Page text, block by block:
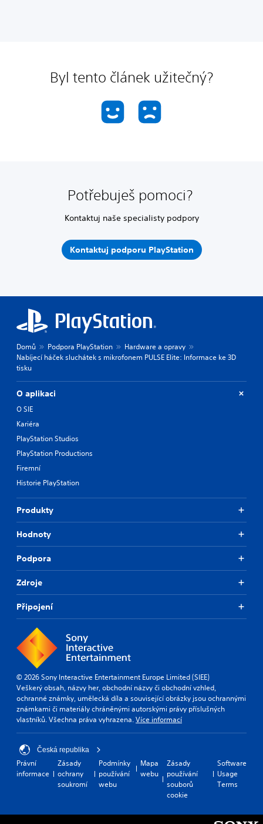
Byl tento článek užitečný?
Potřebuješ pomoci?
Kontaktuj naše specialisty podpory
Kontaktuj podporu PlayStation
Domů Podpora PlayStation
Hardware a opravy
Nabíjecí háček sluchátek s mikrofonem PULSE Elite: Informace ke 3D
tisku
O aplikaci
O SIE
Kariéra
PlayStation Studios
PlayStation Productions
Firemní
Historie PlayStation
Produkty
Hodnoty
Podpora
Zdroje
Připojení
© 2026 Sony Interactive Entertainment Europe Limited (SIEE)
Veškerý obsah, názvy her, obchodní názvy či obchodní vzhled,
ochranné známky, umělecká díla a související obrázky jsou ochrannými
známkami či materiály chráněnými autorskými právy příslušných
vlastníků. Všechna práva vyhrazena.Více informací
Česká republika
Právní
informace
Zásady
ochrany
soukromí
Podmínky
používání
webu
Mapa
webu
Zásady
používání
souborů
cookie
Software
Usage
Terms